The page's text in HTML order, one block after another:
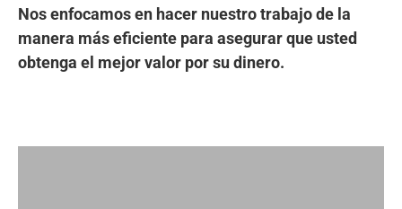
Nos enfocamos en hacer nuestro trabajo de la
manera más eficiente para asegurar que usted
obtenga el mejor valor por su dinero.